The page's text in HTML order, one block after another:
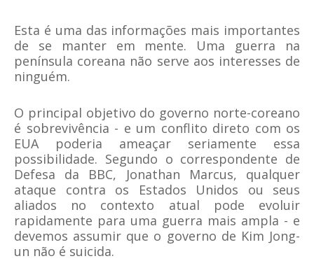
Esta é uma das informações mais importantes
de se manter em mente. Uma guerra na
península coreana não serve aos interesses de
ninguém.
O principal objetivo do governo norte-coreano
é sobrevivência - e um conflito direto com os
EUA poderia ameaçar seriamente essa
possibilidade. Segundo o correspondente de
Defesa da BBC, Jonathan Marcus, qualquer
ataque contra os Estados Unidos ou seus
aliados no contexto atual pode evoluir
rapidamente para uma guerra mais ampla - e
devemos assumir que o governo de Kim Jong-
un não é suicida.